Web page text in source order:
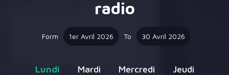
radio
Form 1er Avril 2026 To 30 Avril 2026
Lundi Mardi Mercredi Jeudi